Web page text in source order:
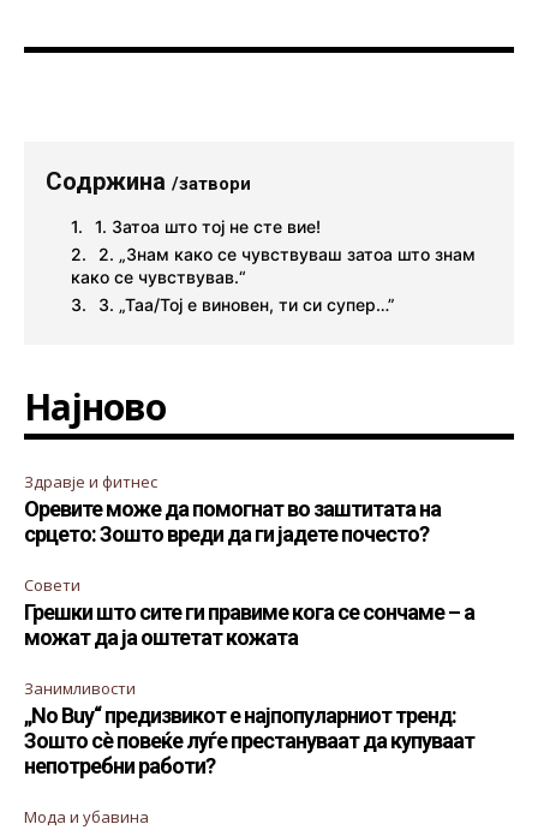
Содржина /затвори
1. Затоа што тој не сте вие!
2. „Знам како се чувствуваш затоа што знам
како се чувствував.“
3. „Таа/Тој е виновен, ти си супер…”
Најново
Здравје и фитнес
Оревите може да помогнат во заштитата на
срцето: Зошто вреди да ги јадете почесто?
Совети
Грешки што сите ги правиме кога се сончаме – а
можат да ја оштетат кожата
Занимливости
„No Buy“ предизвикот е најпопуларниот тренд:
Зошто сè повеќе луѓе престануваат да купуваат
непотребни работи?
Мода и убавина